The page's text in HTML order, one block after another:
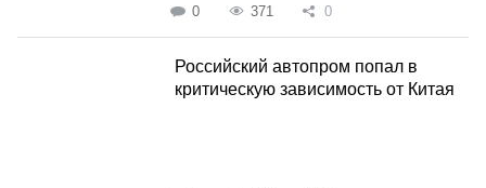
0 371 0
Российский автопром попал в
критическую зависимость от Китая